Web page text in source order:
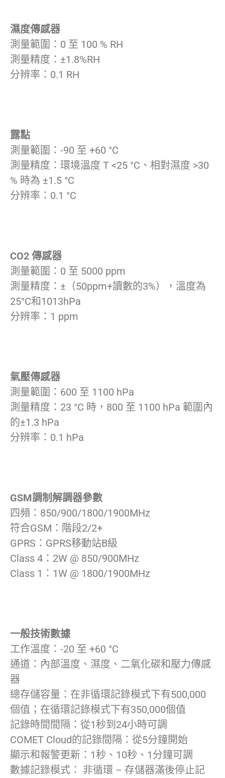
濕度傳感器
測量範圍：0 至 100 % RH
測量精度：±1.8%RH
分辨率：0.1 RH
露點
測量範圍：-90 至 +60 °C
測量精度：環境溫度 T <25 °C、相對濕度 >30
% 時為 ±1.5 °C
分辨率：0.1 °C
CO2 傳感器
測量範圍：0 至 5000 ppm
測量精度：±（50ppm+讀數的3%），溫度為
25°C和1013hPa
分辨率：1 ppm
氣壓傳感器
測量範圍：600 至 1100 hPa
測量精度：23 °C 時，800 至 1100 hPa 範圍內
的±1.3 hPa
分辨率：0.1 hPa
GSM調制解調器參數
四頻：850/900/1800/1900MHz
符合GSM：階段2/2+
GPRS：GPRS移動站B級
Class 4：2W @ 850/900MHz
Class 1：1W @ 1800/1900MHz
一般技術數據
工作溫度：-20 至 +60 °C
通道：內部溫度、濕度、二氧化碳和壓力傳感
器
總存儲容量：在非循環記錄模式下有500,000
個值；在循環記錄模式下有350,000個值
記錄時間間隔：從1秒到24小時可調
COMET Cloud的記錄間隔：從5分鐘開始
顯示和報警更新：1秒、10秒、1分鐘可調
數據記錄模式： 非循環 – 存儲器滿後停止記